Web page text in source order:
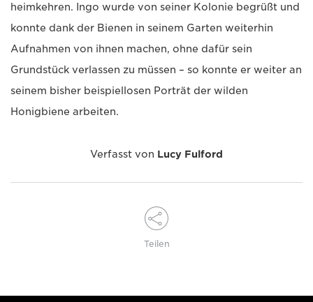
heimkehren. Ingo wurde von seiner Kolonie begrüßt und
konnte dank der Bienen in seinem Garten weiterhin
Aufnahmen von ihnen machen, ohne dafür sein
Grundstück verlassen zu müssen – so konnte er weiter an
seinem bisher beispiellosen Porträt der wilden
Honigbiene arbeiten.
Verfasst von Lucy Fulford
Teilen